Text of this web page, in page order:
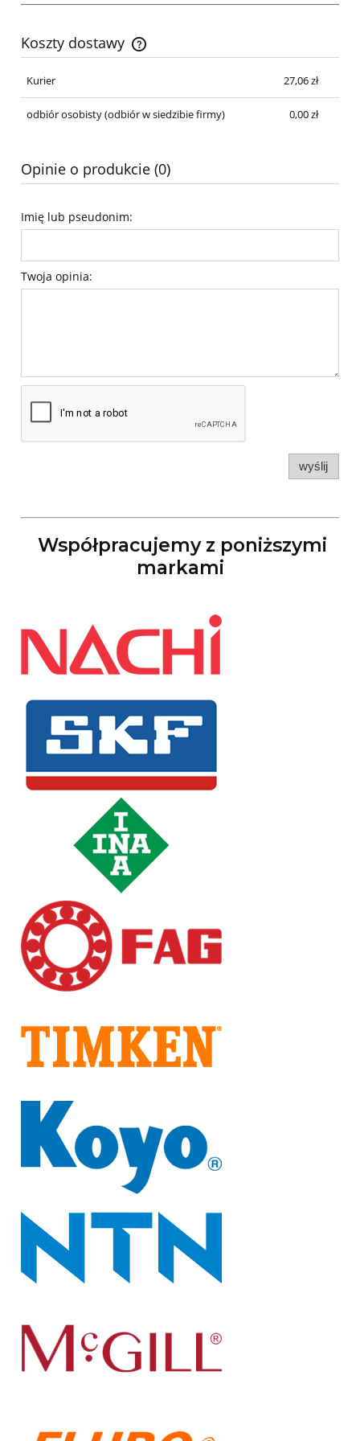
Koszty dostawy
Cena nie zawiera ewentualnych kosztów płatności
Kurier
27,06 zł
odbiór osobisty(odbiór w siedzibie firmy) 0,00 zł
Opinie o produkcie (0)
Imię lub pseudonim:
Twoja opinia:
wyślij
Współpracujemy z poniższymi
markami